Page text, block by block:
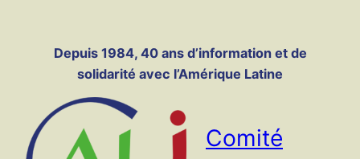
contenuDepuis 1984, 40 ans d’information et de
solidarité avec l’Amérique Latine
Comité